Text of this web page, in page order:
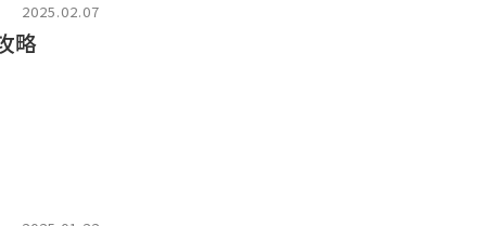
2025.02.07
略